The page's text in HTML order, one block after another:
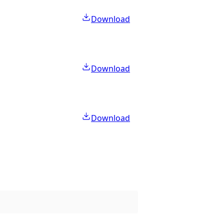
Download
Download
Download